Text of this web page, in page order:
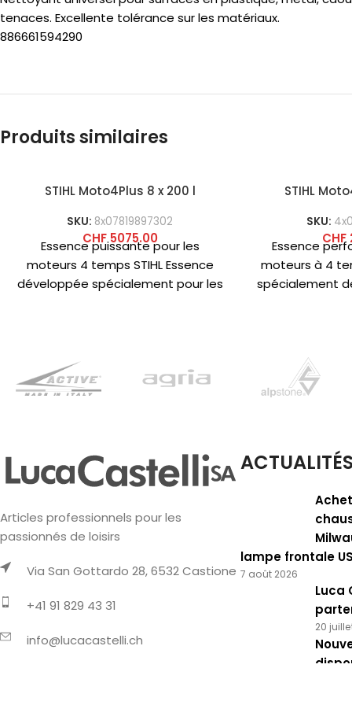
tenaces. Excellente tolérance sur les matériaux.
886661594290
Produits similaires
STIHL Moto4Plus 8 x 200 l
SKU: 8x07819897302
CHF5075.00
Essence puissante pour les
moteurs 4 temps STIHL Essence
développée spécialement pour les
STIHL
SKU:
CHF
Essence
moteurs à 4
spécialement
Articles professionnels pour les
passionnés de loisirs
Via San Gottardo 28, 6532 Castione
+41 91 829 43 31
info@lucacastelli.ch
ACTUALITÉS
lampe frontale
7 août 2026
Luca
20